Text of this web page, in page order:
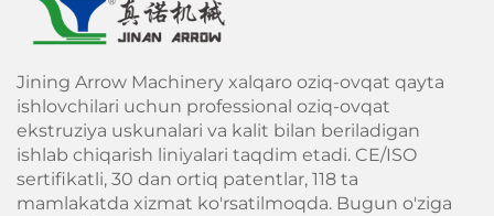
Jining Arrow Machinery xalqaro oziq-ovqat qayta
ishlovchilari uchun professional oziq-ovqat
ekstruziya uskunalari va kalit bilan beriladigan
ishlab chiqarish liniyalari taqdim etadi. CE/ISO
sertifikatli, 30 dan ortiq patentlar, 118 ta
mamlakatda xizmat ko'rsatilmoqda. Bugun o'ziga